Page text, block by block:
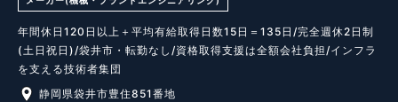
年間休日120日以上＋平均有給取得日数15日＝135日/完全週休2日制
(土日祝日)/袋井市・転勤なし/資格取得支援は全額会社負担/インフラ
を支える技術者集団
静岡県袋井市豊住851番地